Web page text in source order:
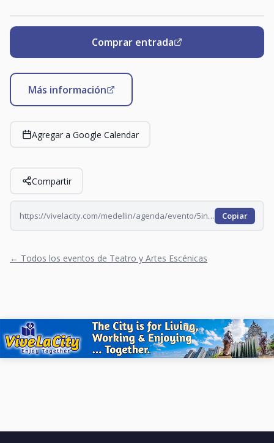
Comprar entrada
Más información
Agregar a Google Calendar
Compartir
https://vivelacity.com/medellin/agenda/evento/5inco-impro-show Copiar
← Todos los eventos de Teatro y Artes Escénicas